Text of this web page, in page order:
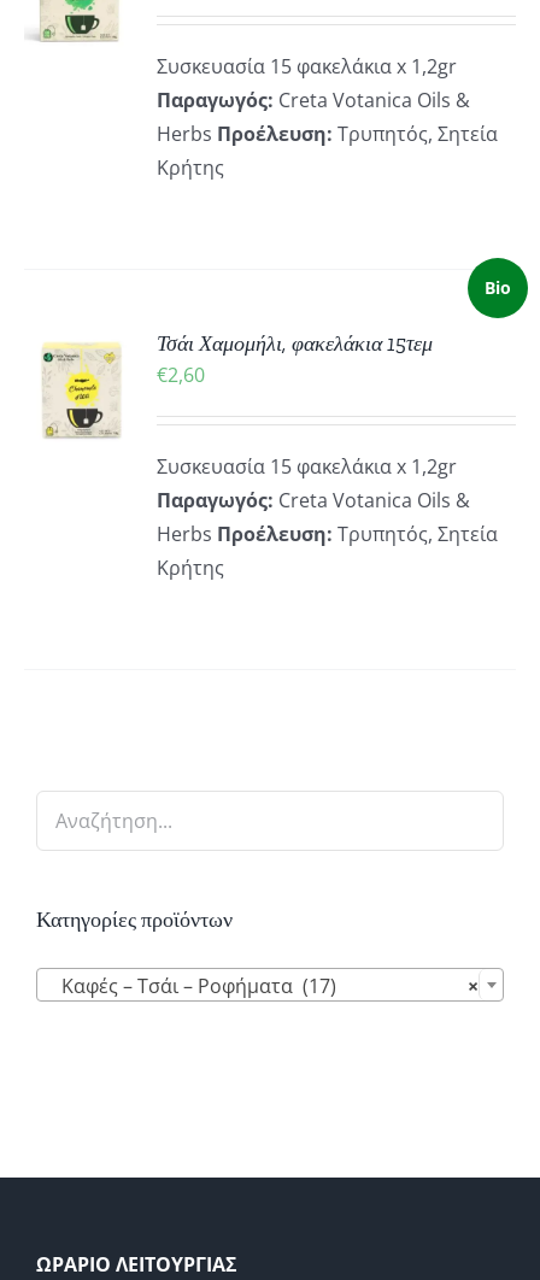
Συσκευασία 15 φακελάκια x 1,2gr
Παραγωγός: Creta Votanica Oils &
Herbs Προέλευση: Τρυπητός, Σητεία
Κρήτης
Bio
Τσάι Χαμομήλι, φακελάκια 15τεμ
€2,60
Συσκευασία 15 φακελάκια x 1,2gr
Παραγωγός: Creta Votanica Oils &
Herbs Προέλευση: Τρυπητός, Σητεία
Κρήτης
Κατηγορίες προϊόντων
×
Καφές – Τσάι – Ροφήματα (17)
ΩΡΑΡΙΟ ΛΕΙΤΟΥΡΓΙΑΣ